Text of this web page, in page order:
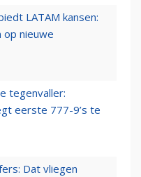
LATAM kansen:
op nieuwe
tegenvaller:
eerste 777-9’s te
Dat vliegen